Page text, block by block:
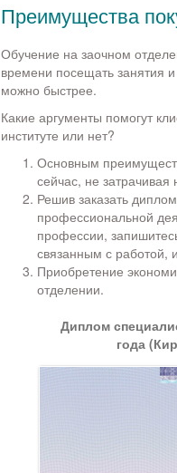
Преимущества
Обучение на заочном
времени посещать занятия
можно быстрее.
Какие аргументы помогут
институте или нет?
Основным
сейчас, не
Решив заказать
профессиональной
профессии,
связанным с
Приобретение
отделении.
Диплом
года